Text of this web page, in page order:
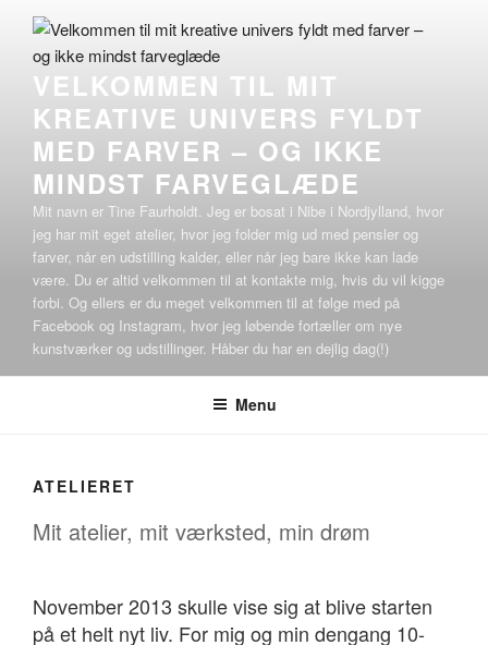
Videre
indhold
VELKOMMEN TIL MIT
KREATIVE UNIVERS FYLDT
MED FARVER – OG IKKE
MINDST FARVEGLÆDE
Mit navn er Tine Faurholdt. Jeg er bosat i Nibe i Nordjylland, hvor
jeg har mit eget atelier, hvor jeg folder mig ud med pensler og
farver, når en udstilling kalder, eller når jeg bare ikke kan lade
være. Du er altid velkommen til at kontakte mig, hvis du vil kigge
forbi. Og ellers er du meget velkommen til at følge med på
Facebook og Instagram, hvor jeg løbende fortæller om nye
kunstværker og udstillinger. Håber du har en dejlig dag(!)
Menu
ATELIERET
Mit atelier, mit værksted, min drøm
November 2013 skulle vise sig at blive starten
på et helt nyt liv. For mig og min dengang 10-